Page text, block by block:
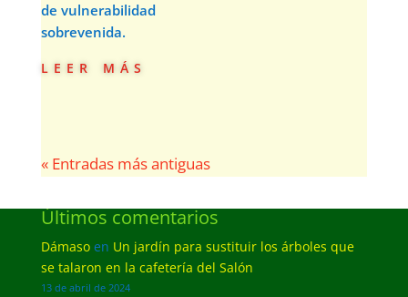
de vulnerabilidad
sobrevenida.
leer más
« Entradas más antiguas
Últimos comentarios
Dámasoen Un jardín para sustituir los árboles que
se talaron en la cafetería del Salón
13 de abril de 2024